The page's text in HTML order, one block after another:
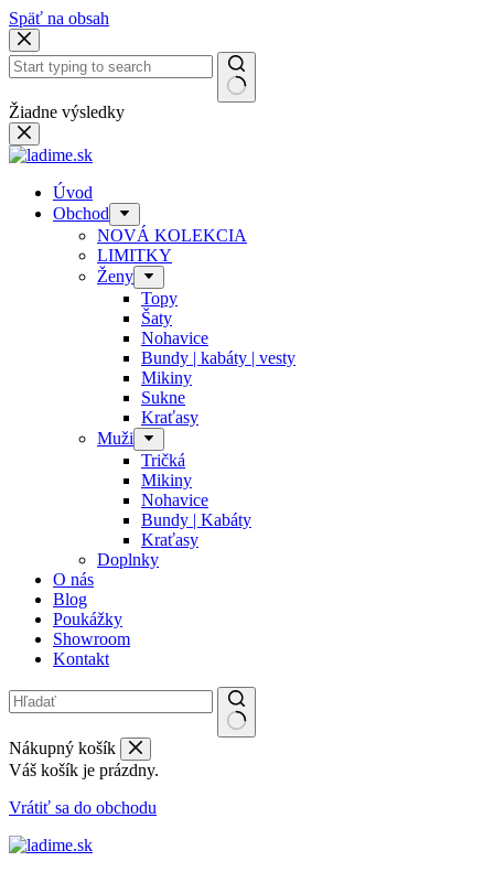
Späť na obsah
Žiadne výsledky
Úvod
Obchod
NOVÁ KOLEKCIA
LIMITKY
Ženy
Topy
Šaty
Nohavice
Bundy | kabáty | vesty
Mikiny
Sukne
Kraťasy
Muži
Tričká
Mikiny
Nohavice
Bundy | Kabáty
Kraťasy
Doplnky
O nás
Blog
Poukážky
Showroom
Kontakt
Nákupný košík
Váš košík je prázdny.
Vrátiť sa do obchodu